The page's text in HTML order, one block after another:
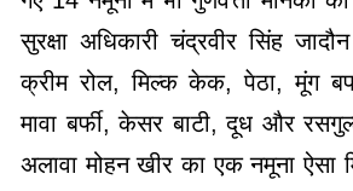
सुरक्षा अधिकारी चंद्रवीर सिंह
क्रीम रोल, मिल्क केक, पेठा, मूंग
मावा बर्फी, केसर बाटी, दूध और
अलावा मोहन खीर का एक नमूना ऐसा